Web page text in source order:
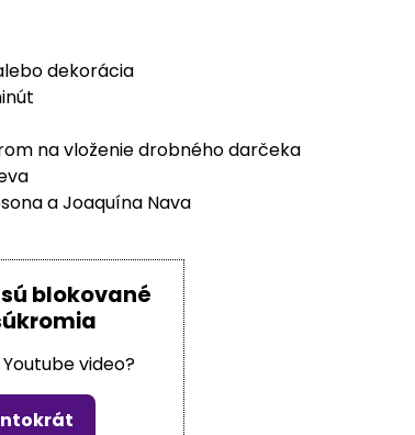
dekorácia
na vloženie drobného darčeka
a Joaquína Nava
blokované
video?